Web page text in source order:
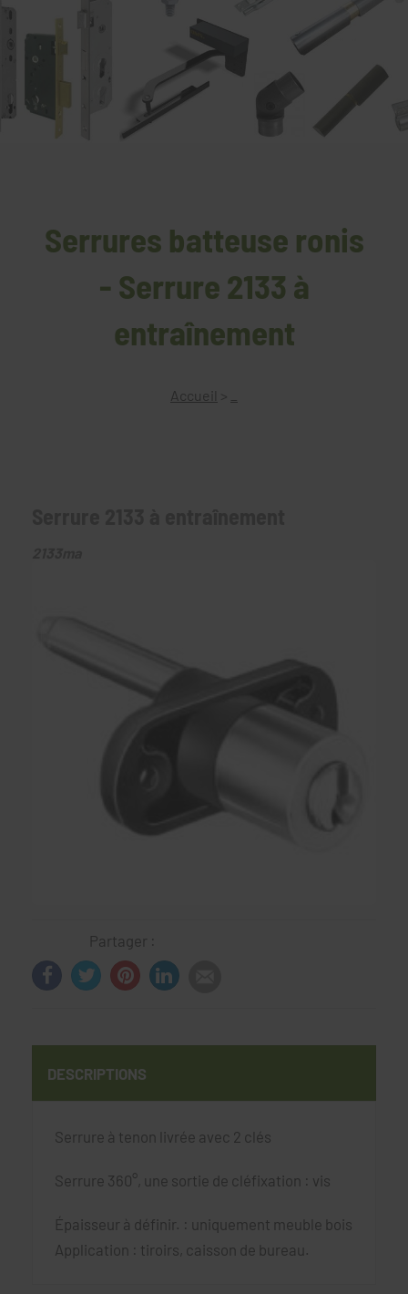
Serrures batteuse ronis
- Serrure 2133 à
entraînement
Accueil >
Partager :
DESCRIPTIONS
Serrure à tenon livrée avec 2 clés
Serrure 360°, une sortie de cléfixation : vis
Épaisseur à définir. : uniquement meuble bois
Application : tiroirs, caisson de bureau.